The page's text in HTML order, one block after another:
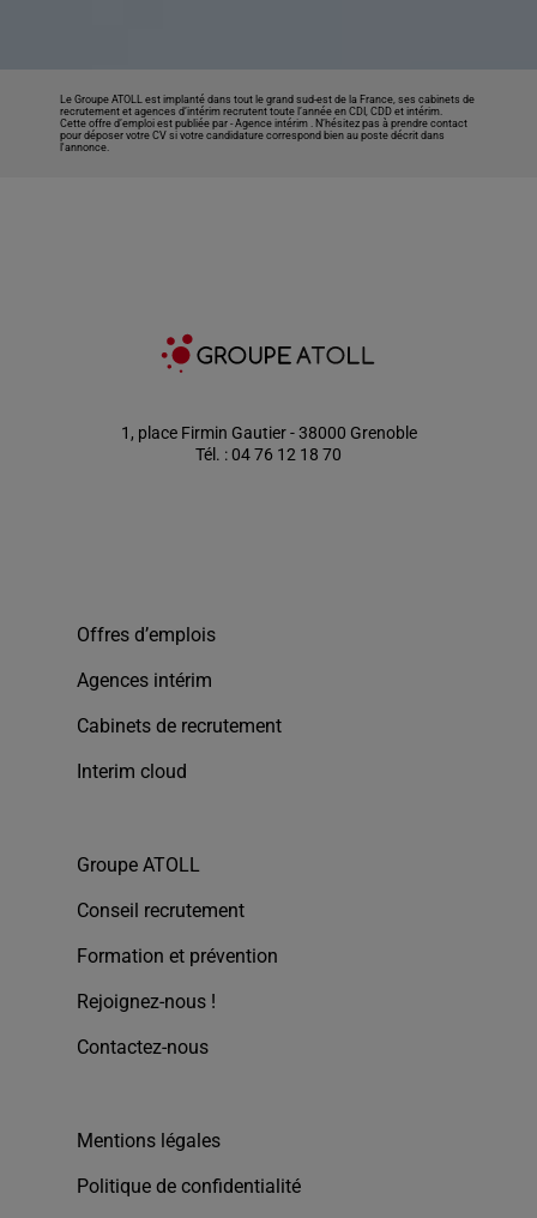
Le Groupe ATOLL est implanté dans tout le grand sud-est de la France, ses cabinets de
recrutement et agences d’intérim recrutent toute l’année en CDI, CDD et intérim.
Cette offre d’emploi est publiée par -Agence intérim . N’hésitez pas à prendre contact
pour déposer votre CV si votre candidature correspond bien au poste décrit dans
l'annonce.
1, place Firmin Gautier - 38000 Grenoble
Tél. : 04 76 12 18 70
Offres d’emplois
Agences intérim
Cabinets de recrutement
Interim cloud
Groupe ATOLL
Conseil recrutement
Formation et prévention
Rejoignez-nous !
Contactez-nous
Mentions légales
Politique de confidentialité